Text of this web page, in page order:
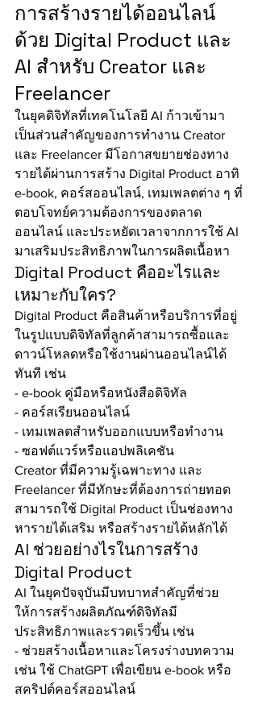
การสร้างรายได้ออนไลน์
ด้วย Digital Product และ
AI สำหรับ Creator และ
Freelancer
ในยุคดิจิทัลที่เทคโนโลยี AI ก้าวเข้ามา
เป็นส่วนสำคัญของการทำงาน Creator
และ Freelancer มีโอกาสขยายช่องทาง
รายได้ผ่านการสร้าง Digital Product อาทิ
e-book, คอร์สออนไลน์, เทมเพลตต่าง ๆ ที่
ตอบโจทย์ความต้องการของตลาด
ออนไลน์ และประหยัดเวลาจากการใช้ AI
มาเสริมประสิทธิภาพในการผลิตเนื้อหา
Digital Product คืออะไรและ
เหมาะกับใคร?
Digital Product คือสินค้าหรือบริการที่อยู่
ในรูปแบบดิจิทัลที่ลูกค้าสามารถซื้อและ
ดาวน์โหลดหรือใช้งานผ่านออนไลน์ได้
ทันที เช่น
- e-book คู่มือหรือหนังสือดิจิทัล
- คอร์สเรียนออนไลน์
- เทมเพลตสำหรับออกแบบหรือทำงาน
- ซอฟต์แวร์หรือแอปพลิเคชัน
Creator ที่มีความรู้เฉพาะทาง และ
Freelancer ที่มีทักษะที่ต้องการถ่ายทอด
สามารถใช้ Digital Product เป็นช่องทาง
หารายได้เสริม หรือสร้างรายได้หลักได้
AI ช่วยอย่างไรในการสร้าง
Digital Product
AI ในยุคปัจจุบันมีบทบาทสำคัญที่ช่วย
ให้การสร้างผลิตภัณฑ์ดิจิทัลมี
ประสิทธิภาพและรวดเร็วขึ้น เช่น
- ช่วยสร้างเนื้อหาและโครงร่างบทความ
เช่น ใช้ ChatGPT เพื่อเขียน e-book หรือ
สคริปต์คอร์สออนไลน์